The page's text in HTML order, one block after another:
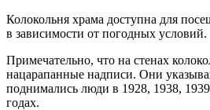
Колокольня храма доступна для
в зависимости от погодных условий.
Примечательно, что на стенах
нацарапанные надписи. Они
поднимались люди в 1928, 1938,
годах.